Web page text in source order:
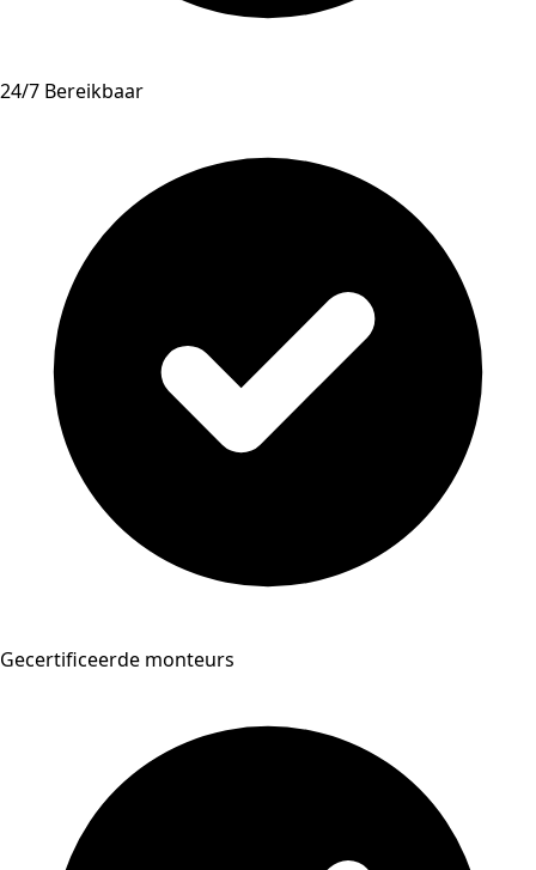
24/7 Bereikbaar
Gecertificeerde monteurs